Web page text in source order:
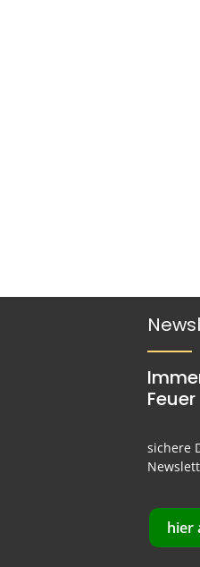
Feuer
sichere
hier